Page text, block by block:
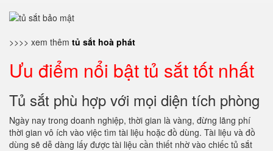
>>>> xem thêm tủ sắt hoà phát
Ưu điểm nổi bật tủ sắt tốt nhất
Tủ sắt phù hợp với mọi diện tích phòng
Ngày nay trong doanh nghiệp, thời gian là vàng, đừng lãng phí
thời gian vô ích vào việc tìm tài liệu hoặc đồ dùng. Tài liệu và đồ
dùng sẽ dễ dàng lấy được tài liệu cần thiết nhờ vào chiếc tủ sắt